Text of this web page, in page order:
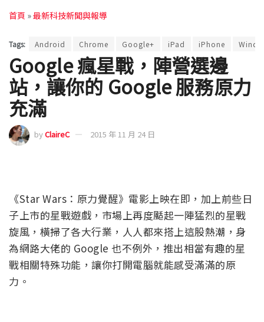
首頁 »最新科技新聞與報導
Tags: Android Chrome Google+ iPad iPhone
Google 瘋星戰，陣營選邊
站，讓你的 Google 服務原力
充滿
byClaireC 2015 年 11 月 24 日
《Star Wars：原力覺醒》電影上映在即，加上前些日
子上市的星戰遊戲，市場上再度颳起一陣猛烈的星戰
旋風，橫掃了各大行業，人人都來搭上這股熱潮，身
為網路大佬的 Google 也不例外，推出相當有趣的星
戰相關特殊功能，讓你打開電腦就能感受滿滿的原
力。